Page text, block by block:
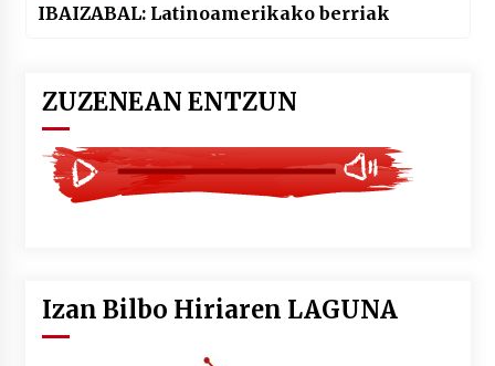
IBAIZABAL: Latinoamerikako berriak
ZUZENEAN ENTZUN
Izan Bilbo Hiriaren LAGUNA